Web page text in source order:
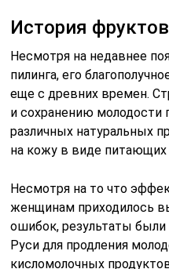
История
Несмотря на недавнее
пилинга, его
еще с древних времен.
и сохранению
различных натуральных
на кожу в виде питающих
Несмотря на то что
женщинам приходилось
ошибок, результаты
Руси для продления
кисломолочных